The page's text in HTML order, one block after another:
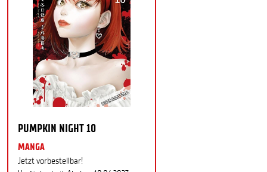
PUMPKIN NIGHT 10
MANGA
Jetzt vorbestellbar!